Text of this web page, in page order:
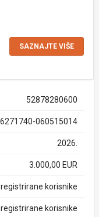
SAZNAJTE VIŠE
52878280600
060515014
2026.
3.000,00 EUR
korisnike
korisnike